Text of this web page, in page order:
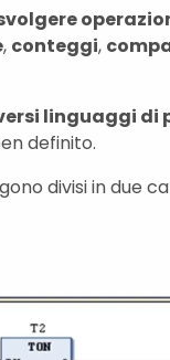
, conteggi,
linguaggi di
definito.
divisi in due